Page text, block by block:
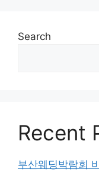
Search
Recent
부산웨딩박람회